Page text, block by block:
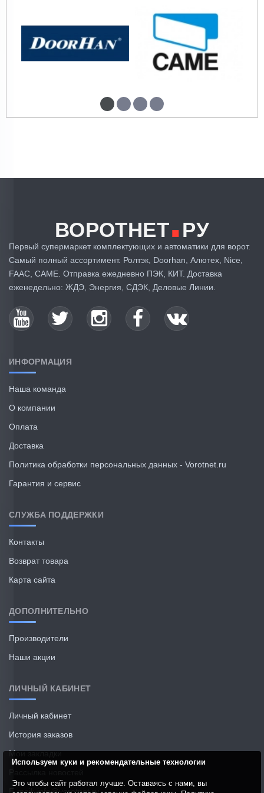
ВОРОТНЕТ.РУ
Первый супермаркет комплектующих и автоматики для ворот.
Самый полный ассортимент. Ролтэк, Doorhan, Алютех, Nice,
FAAC, CAME. Отправка ежедневно ПЭК, КИТ. Доставка
еженедельно: ЖДЭ, Энергия, СДЭК, Деловые Линии.
ИНФОРМАЦИЯ
Наша команда
О компании
Оплата
Доставка
Политика обработки персональных данных - Vorotnet.ru
Гарантия и сервис
СЛУЖБА ПОДДЕРЖКИ
Контакты
Возврат товара
Карта сайта
ДОПОЛНИТЕЛЬНО
Производители
Наши акции
ЛИЧНЫЙ КАБИНЕТ
Личный кабинет
История заказов
Мои закладки
Используем куки и рекомендательные технологии
Это чтобы сайт работал лучше. Оставаясь с нами, вы